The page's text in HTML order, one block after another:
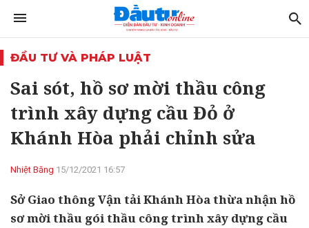
ĐẦU TƯ VÀ PHÁP LUẬT
Sai sót, hồ sơ mời thầu công
trình xây dựng cầu Đỏ ở
Khánh Hòa phải chỉnh sửa
Nhiệt Băng 15/12/2021 16:57
Sở Giao thông Vận tải Khánh Hòa thừa nhận hồ
sơ mời thầu gói thầu công trình xây dựng cầu